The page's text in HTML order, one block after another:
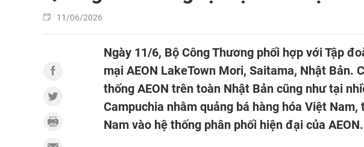
11/06/2026
Ngày 11/6, Bộ Công Thương phối hợp với Tập
mại AEON LakeTown Mori, Saitama, Nhật
thống AEON trên toàn Nhật Bản cũng như tại
Campuchia nhằm quảng bá hàng hóa Việt
Nam vào hệ thống phân phối hiện đại của AEON.